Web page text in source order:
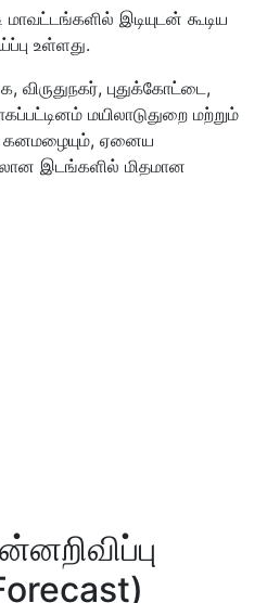
மாவட்டங்களில் இடியுடன் கூடிய
உள்ளது.
விருதுநகர், புதுக்கோட்டை,
மயிலாடுதுறை மற்றும்
கனமழையும், ஏனைய
இடங்களில் மிதமான